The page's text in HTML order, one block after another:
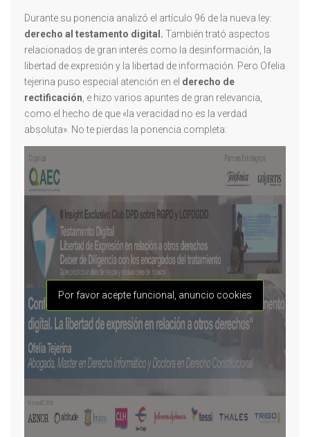
Durante su ponencia analizó el artículo 96 de la nueva ley:
derecho al testamento digital. También trató aspectos
relacionados de gran interés como la desinformación, la
libertad de expresión y la libertad de información. Pero Ofelia
tejerina puso especial atención en el derecho de
rectificación , e hizo varios apuntes de gran relevancia,
como el hecho de que «la veracidad no es la verdad
absoluta». No te pierdas la ponencia completa:
Por favor acepte funcional, anuncio cookies